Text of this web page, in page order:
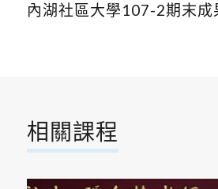
內湖社區大學107-2期末成
相關課程